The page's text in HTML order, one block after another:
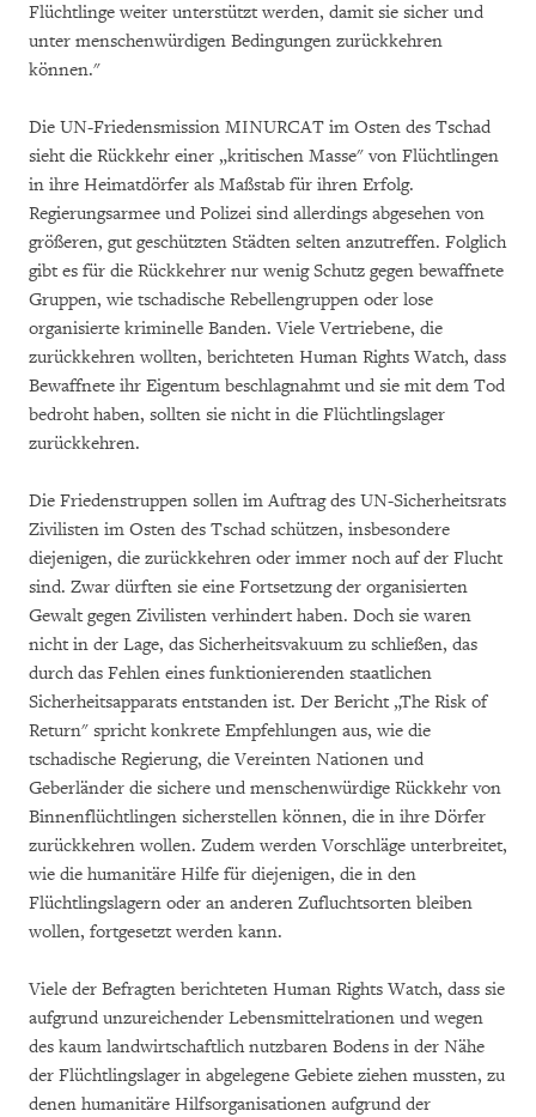
Flüchtlinge weiter unterstützt werden, damit sie sicher und
unter menschenwürdigen Bedingungen zurückkehren
können."
Die UN-Friedensmission MINURCAT im Osten des Tschad
sieht die Rückkehr einer „kritischen Masse" von Flüchtlingen
in ihre Heimatdörfer als Maßstab für ihren Erfolg.
Regierungsarmee und Polizei sind allerdings abgesehen von
größeren, gut geschützten Städten selten anzutreffen. Folglich
gibt es für die Rückkehrer nur wenig Schutz gegen bewaffnete
Gruppen, wie tschadische Rebellengruppen oder lose
organisierte kriminelle Banden. Viele Vertriebene, die
zurückkehren wollten, berichteten Human Rights Watch, dass
Bewaffnete ihr Eigentum beschlagnahmt und sie mit dem Tod
bedroht haben, sollten sie nicht in die Flüchtlingslager
zurückkehren.
Die Friedenstruppen sollen im Auftrag des UN-Sicherheitsrats
Zivilisten im Osten des Tschad schützen, insbesondere
diejenigen, die zurückkehren oder immer noch auf der Flucht
sind. Zwar dürften sie eine Fortsetzung der organisierten
Gewalt gegen Zivilisten verhindert haben. Doch sie waren
nicht in der Lage, das Sicherheitsvakuum zu schließen, das
durch das Fehlen eines funktionierenden staatlichen
Sicherheitsapparats entstanden ist. Der Bericht „The Risk of
Return" spricht konkrete Empfehlungen aus, wie die
tschadische Regierung, die Vereinten Nationen und
Geberländer die sichere und menschenwürdige Rückkehr von
Binnenflüchtlingen sicherstellen können, die in ihre Dörfer
zurückkehren wollen. Zudem werden Vorschläge unterbreitet,
wie die humanitäre Hilfe für diejenigen, die in den
Flüchtlingslagern oder an anderen Zufluchtsorten bleiben
wollen, fortgesetzt werden kann.
Viele der Befragten berichteten Human Rights Watch, dass sie
aufgrund unzureichender Lebensmittelrationen und wegen
des kaum landwirtschaftlich nutzbaren Bodens in der Nähe
der Flüchtlingslager in abgelegene Gebiete ziehen mussten, zu
denen humanitäre Hilfsorganisationen aufgrund der